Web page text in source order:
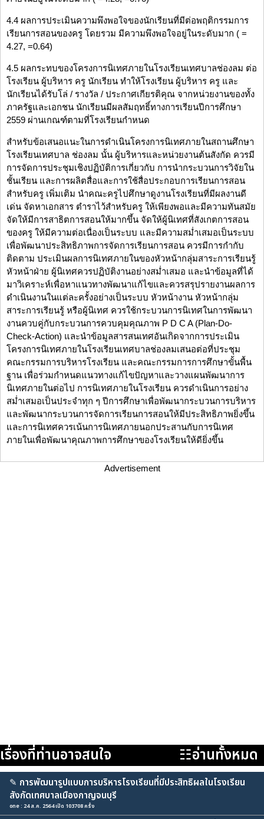
4.4 ผลการประเมินความพึงพอใจของนักเรียนที่มีต่อพฤติกรรมการ
เรียนการสอนของครู โดยรวม มีความพึงพอใจอยู่ในระดับมาก ( =
4.27, =0.64)
4.5 ผลกระทบของโครงการนิเทศภายในโรงเรียนเทศบาลช่องลม ต่อ
โรงเรียน ผู้บริหาร ครู นักเรียน ทำให้โรงเรียน ผู้บริหาร ครู และ
นักเรียนได้รับโล่ / รางวัล / ประกาศเกียรติคุณ จากหน่วยงานของทั้ง
ภาครัฐและเอกชน นักเรียนมีผลสัมฤทธิ์ทางการเรียนปีการศึกษา
2559 ผ่านเกณฑ์ตามที่โรงเรียนกำหนด
สำหรับข้อเสนอแนะในการดำเนินโครงการนิเทศภายในสถานศึกษา
โรงเรียนเทศบาล ช่องลม นั้น ผู้บริหารและหน่วยงานต้นสังกัด ควรมี
การจัดการประชุมเชิงปฏิบัติการเกี่ยวกับ การนำกระบวนการวิจัยใน
ชั้นเรียน และการผลิตสื่อและการใช้สื่อประกอบการเรียนการสอน
สำหรับครู เพิ่มเติม นำคณะครูไปศึกษาดูงานโรงเรียนที่มีผลงานดี
เด่น จัดหาเอกสาร ตำราไว้สำหรับครู ให้เพียงพอและมีความทันสมัย
จัดให้มีการสาธิตการสอนให้มากขึ้น จัดให้ผู้นิเทศที่สังเกตการสอน
ของครู ให้มีความต่อเนื่องเป็นระบบ และมีความสม่ำเสมอเป็นระบบ
เพื่อพัฒนาประสิทธิภาพการจัดการเรียนการสอน ควรมีการกำกับ
ติดตาม ประเมินผลการนิเทศภายในของหัวหน้ากลุ่มสาระการเรียนรู้
หัวหน้าฝ่าย ผู้นิเทศควรปฏิบัติงานอย่างสม่ำเสมอ และนำข้อมูลที่ได้
มาวิเคราะห์เพื่อหาแนวทางพัฒนาแก้ไขและควรสรุปรายงานผลการ
ดำเนินงานในแต่ละครั้งอย่างเป็นระบบ หัวหน้างาน หัวหน้ากลุ่ม
สาระการเรียนรู้ หรือผู้นิเทศ ควรใช้กระบวนการนิเทศในการพัฒนา
งานควบคู่กับกระบวนการควบคุมคุณภาพ P D C A (Plan-Do-
Check-Action) และนำข้อมูลสารสนเทศอันเกิดจากการประเมิน
โครงการนิเทศภายในโรงเรียนเทศบาลช่องลมเสนอต่อที่ประชุม
คณะกรรมการบริหารโรงเรียน และคณะกรรมการการศึกษาขั้นพื้น
ฐาน เพื่อร่วมกำหนดแนวทางแก้ไขปัญหาและวางแผนพัฒนาการ
นิเทศภายในต่อไป การนิเทศภายในโรงเรียน ควรดำเนินการอย่าง
สม่ำเสมอเป็นประจำทุก ๆ ปีการศึกษาเพื่อพัฒนากระบวนการบริหาร
และพัฒนากระบวนการจัดการเรียนการสอนให้มีประสิทธิภาพยิ่งขึ้น
และการนิเทศควรเน้นการนิเทศภายนอกประสานกับการนิเทศ
ภายในเพื่อพัฒนาคุณภาพการศึกษาของโรงเรียนให้ดียิ่งขึ้น
Advertisement
เรื่องที่ท่านอาจสนใจ ☷อ่านทั้งหมด
✎ การพัฒนารูปแบบการบริหารโรงเรียนที่มีประสิทธิผลในโรงเรียน
สังกัดเทศบาลเมืองกาญจนบุรี
one : 24 ส.ค. 2564 เปิด 103708 ครั้ง